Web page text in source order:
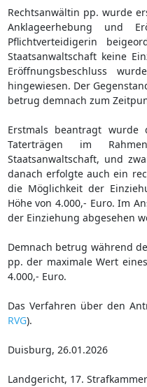
Rechtsanwältin pp. wurde
Anklageerhebung und
Pflichtverteidigerin
Staatsanwaltschaft keine
Eröffnungsbeschluss
hingewiesen. Der
betrug demnach zum
Erstmals beantragt wurde
Taterträgen im
Staatsanwaltschaft, und
danach erfolgte auch ein
die Möglichkeit der
Höhe von 4.000,- Euro. Im
der Einziehung abgesehen
Demnach betrug während
pp. der maximale Wert
4.000,- Euro.
Das Verfahren über den
RVG).
Duisburg, 26.01.2026
Landgericht, 17.